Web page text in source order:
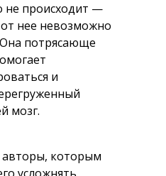
не происходит —
нее невозможно
потрясающе
и
мозг.
авторы, которым